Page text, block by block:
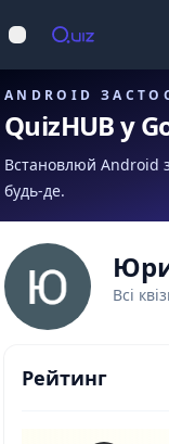
Відкрити меню
ANDROID
QuizHUB у
Встановлюй Android
будь-де.
Всі
Рейтинг